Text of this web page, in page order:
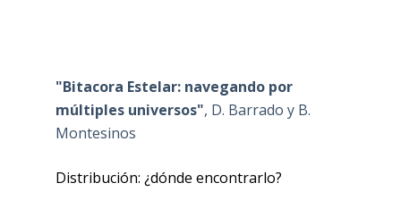
"Bitacora Estelar: navegando por
múltiples universos", D. Barrado y B.
Montesinos
Distribución: ¿dónde encontrarlo?